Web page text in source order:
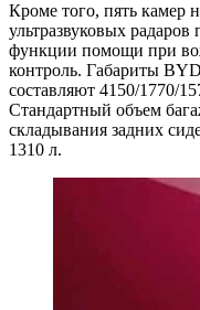
Кроме того, пять камер
ультразвуковых
функции помощи при
контроль. Габариты
составляют 4150/1770/
Стандартный объем
складывания задних
1310 л.